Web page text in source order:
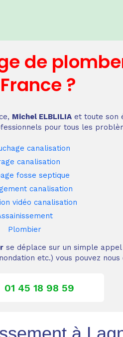
de
?
Michel ELBLILIA et toute son
pour tous les
canalisation
canalisation
fosse septique
canalisation
vidéo canalisation
Plombier
se déplace sur un simple
etc.) vous pouvez
01 45 18 98 59